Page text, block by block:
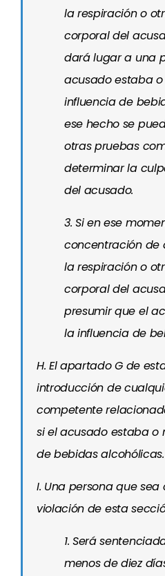
la respiración o
corporal del
dará lugar a una
acusado estaba
influencia de
ese hecho se
otras pruebas
determinar la
del acusado.
3. Si en ese
concentración de
la respiración o
corporal del
presumir que el
la influencia de
H. El apartado G de
introducción de
competente
si el acusado estaba o
de bebidas alcohólicas.
I. Una persona que
violación de esta
1. Será
menos de diez